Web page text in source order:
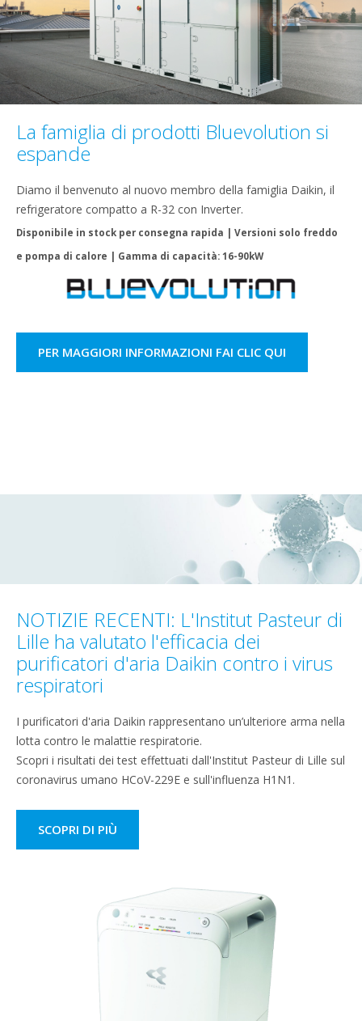
La famiglia di prodotti Bluevolution si
espande
Diamo il benvenuto al nuovo membro della famiglia Daikin, il
refrigeratore compatto a R-32 con Inverter.
Disponibile in stock per consegna rapida | Versioni solo freddo
e pompa di calore | Gamma di capacità: 16-90kW
PER MAGGIORI INFORMAZIONI FAI CLIC QUI
NOTIZIE RECENTI: L'Institut Pasteur di
Lille ha valutato l'efficacia dei
purificatori d'aria Daikin contro i virus
respiratori
I purificatori d'aria Daikin rappresentano un’ulteriore arma nella
lotta contro le malattie respiratorie.
Scopri i risultati dei test effettuati dall'Institut Pasteur di Lille sul
coronavirus umano HCoV-229E e sull'influenza H1N1.
SCOPRI DI PIÙ